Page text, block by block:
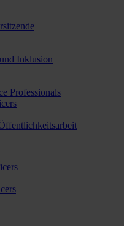
Inklusion
Professionals